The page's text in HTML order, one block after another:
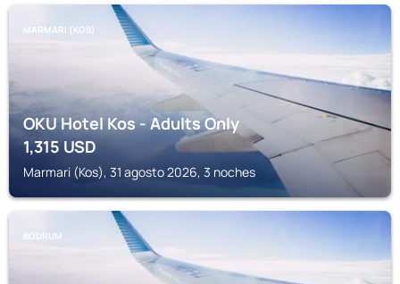
MARMARI (KOS)
OKU Hotel Kos - Adults Only
1,315USD
Marmari (Kos), 31 agosto 2026, 3 noches
BODRUM